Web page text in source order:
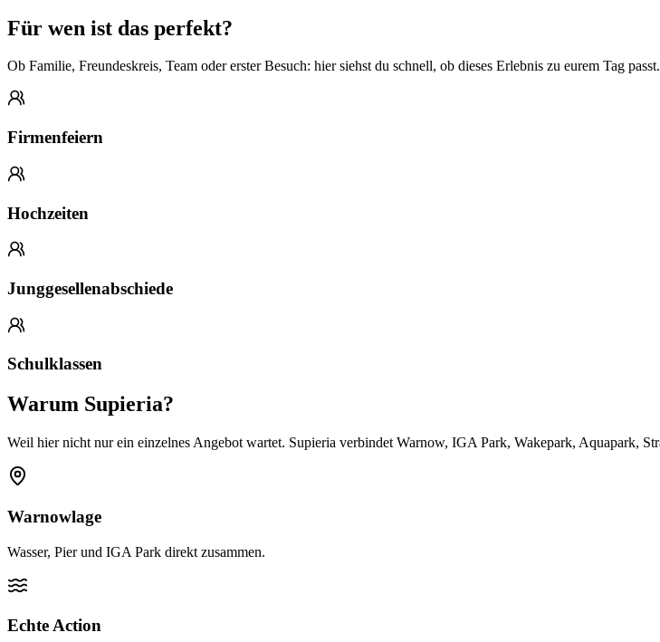
Für wen ist das perfekt?
Ob Familie, Freundeskreis, Team oder erster Besuch: hier siehst du schnell, ob dieses Erlebnis zu eurem Tag passt.
Firmenfeiern
Hochzeiten
Junggesellenabschiede
Schulklassen
Warum Supieria?
Weil hier nicht nur ein einzelnes Angebot wartet. Supieria verbindet Warnow, IGA Park, Wakepark, Aquapark,
Warnowlage
Wasser, Pier und IGA Park direkt zusammen.
Echte Action